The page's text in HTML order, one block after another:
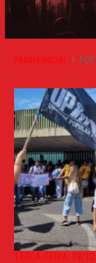
PÁGINA INICIAL
TERÇA-FEIRA, 19/